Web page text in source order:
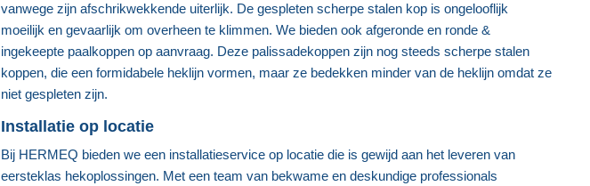
vanwege zijn afschrikwekkende uiterlijk. De gespleten scherpe stalen kop is ongelooflijk
moeilijk en gevaarlijk om overheen te klimmen. We bieden ook afgeronde en ronde &
ingekeepte paalkoppen op aanvraag. Deze palissadekoppen zijn nog steeds scherpe stalen
koppen, die een formidabele heklijn vormen, maar ze bedekken minder van de heklijn omdat ze
niet gespleten zijn.
Installatie op locatie
Bij HERMEQ bieden we een installatieservice op locatie die is gewijd aan het leveren van
eersteklas hekoplossingen. Met een team van bekwame en deskundige professionals